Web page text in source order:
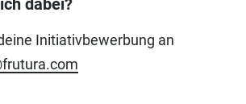
dabei?
Initiativbewerbung an